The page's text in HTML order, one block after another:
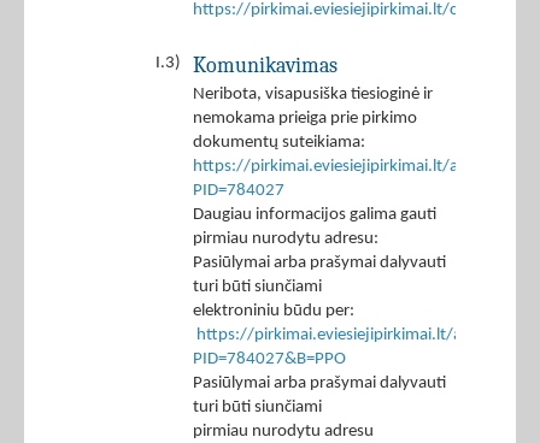
https://pirkimai.eviesiejipirkimai.lt/ctm/
I.3) Komunikavimas
Neribota, visapusiška tiesioginė ir
nemokama prieiga prie pirkimo
dokumentų suteikiama:
https://pirkimai.eviesiejipirkimai.lt/app/rfq/
PID=784027
Daugiau informacijos galima gauti
pirmiau nurodytu adresu:
Pasiūlymai arba prašymai dalyvauti
turi būti siunčiami
elektroniniu būdu per:
https://pirkimai.eviesiejipirkimai.lt/app/rfq/
PID=784027&B=PPO
Pasiūlymai arba prašymai dalyvauti
turi būti siunčiami
pirmiau nurodytu adresu